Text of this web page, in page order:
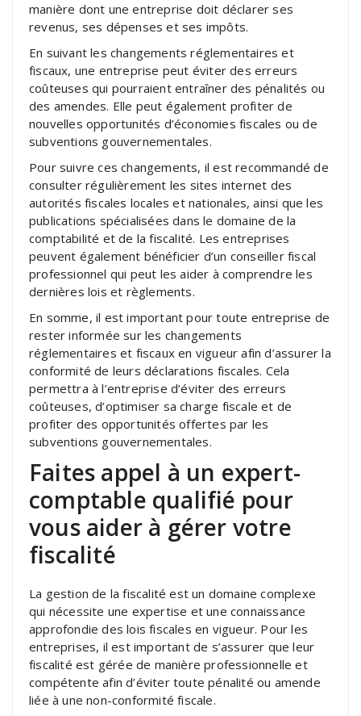
manière dont une entreprise doit déclarer ses
revenus, ses dépenses et ses impôts.
En suivant les changements réglementaires et
fiscaux, une entreprise peut éviter des erreurs
coûteuses qui pourraient entraîner des pénalités ou
des amendes. Elle peut également profiter de
nouvelles opportunités d’économies fiscales ou de
subventions gouvernementales.
Pour suivre ces changements, il est recommandé de
consulter régulièrement les sites internet des
autorités fiscales locales et nationales, ainsi que les
publications spécialisées dans le domaine de la
comptabilité et de la fiscalité. Les entreprises
peuvent également bénéficier d’un conseiller fiscal
professionnel qui peut les aider à comprendre les
dernières lois et règlements.
En somme, il est important pour toute entreprise de
rester informée sur les changements
réglementaires et fiscaux en vigueur afin d’assurer la
conformité de leurs déclarations fiscales. Cela
permettra à l’entreprise d’éviter des erreurs
coûteuses, d’optimiser sa charge fiscale et de
profiter des opportunités offertes par les
subventions gouvernementales.
Faites appel à un expert-
comptable qualifié pour
vous aider à gérer votre
fiscalité
La gestion de la fiscalité est un domaine complexe
qui nécessite une expertise et une connaissance
approfondie des lois fiscales en vigueur. Pour les
entreprises, il est important de s’assurer que leur
fiscalité est gérée de manière professionnelle et
compétente afin d’éviter toute pénalité ou amende
liée à une non-conformité fiscale.